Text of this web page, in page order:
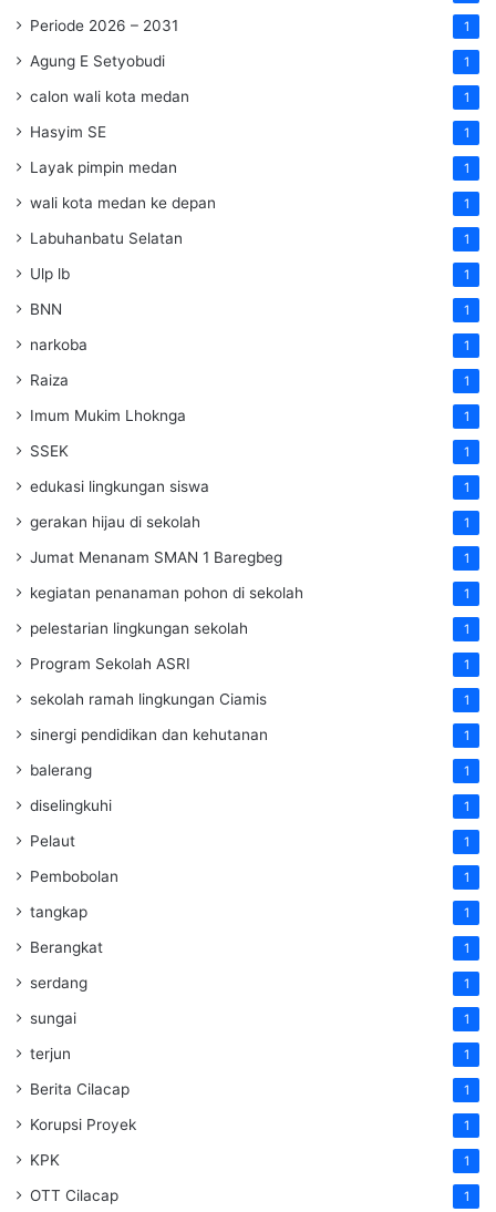
Periode 2026 – 2031 1
Agung E Setyobudi 1
calon wali kota medan 1
Hasyim SE 1
Layak pimpin medan 1
wali kota medan ke depan 1
Labuhanbatu Selatan 1
Ulp lb 1
BNN 1
narkoba 1
Raiza 1
Imum Mukim Lhoknga 1
SSEK 1
edukasi lingkungan siswa 1
gerakan hijau di sekolah 1
Jumat Menanam SMAN 1 Baregbeg 1
kegiatan penanaman pohon di sekolah 1
pelestarian lingkungan sekolah 1
Program Sekolah ASRI 1
sekolah ramah lingkungan Ciamis 1
sinergi pendidikan dan kehutanan 1
balerang 1
diselingkuhi 1
Pelaut 1
Pembobolan 1
tangkap 1
Berangkat 1
serdang 1
sungai 1
terjun 1
Berita Cilacap 1
Korupsi Proyek 1
KPK 1
OTT Cilacap 1